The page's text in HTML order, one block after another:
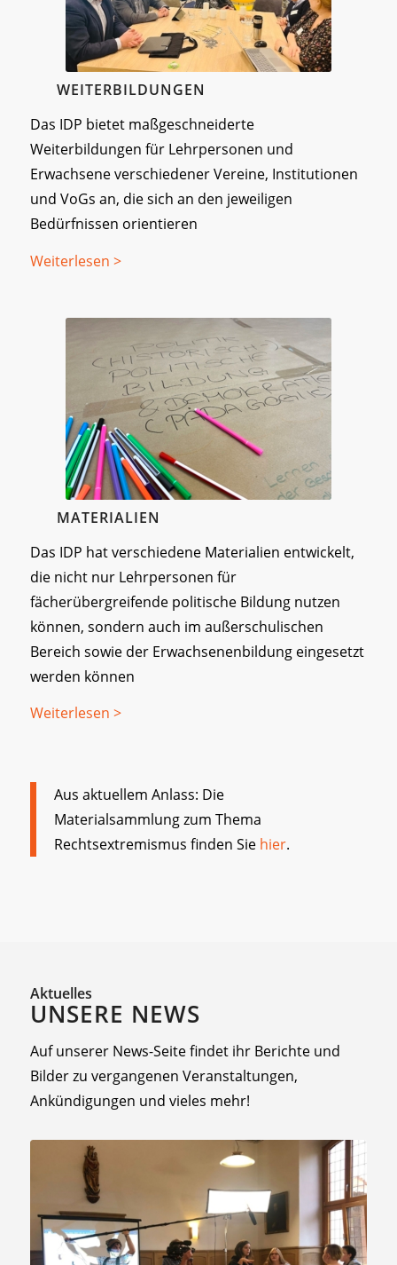
WEITERBILDUNGEN
Das IDP bietet maßgeschneiderte
Weiterbildungen für Lehrpersonen und
Erwachsene verschiedener Vereine, Institutionen
und VoGs an, die sich an den jeweiligen
Bedürfnissen orientieren
Weiterlesen >
MATERIALIEN
Das IDP hat verschiedene Materialien entwickelt,
die nicht nur Lehrpersonen für
fächerübergreifende politische Bildung nutzen
können, sondern auch im außerschulischen
Bereich sowie der Erwachsenenbildung eingesetzt
werden können
Weiterlesen >
Aus aktuellem Anlass: Die
Materialsammlung zum Thema
Rechtsextremismus finden Sie hier.
Aktuelles
UNSERE NEWS
Auf unserer News-Seite findet ihr Berichte und
Bilder zu vergangenen Veranstaltungen,
Ankündigungen und vieles mehr!